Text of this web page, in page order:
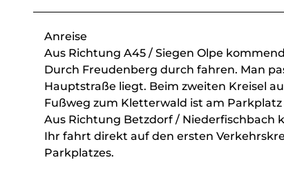
Anreise
Aus Richtung A45 / Siegen Olpe
Durch Freudenberg durch fahren. Man
Hauptstraße liegt. Beim zweiten Kreisel
Fußweg zum Kletterwald ist am
Aus Richtung Betzdorf / Niederfischbach
Ihr fahrt direkt auf den ersten
Parkplatzes.